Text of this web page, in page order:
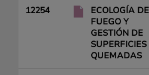
12254
ECOLOGÍA
FUEGO Y
GESTIÓN DE
SUPERFICIES
QUEMADAS